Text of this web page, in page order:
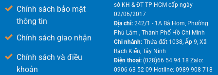
Chính sách bảo mật
thông tin
Chính sách giao nhận
Chính sách và điều
khoản
sở KH & ĐT TP HCM cấp ngày
02/06/2017
Địa chỉ:242/1 - 1A Bà Hom, Phường
Phú Lâm , Thành Phố Hồ Chí Minh
Chi nhánh: Thửa đất 1038, Ấp 9, Xã
Rạch Kiến, Tây Ninh
Điện thoại:(028)66 54 94 18 Zalo:
0906 63 52 09 Hotline: 0989 908 718